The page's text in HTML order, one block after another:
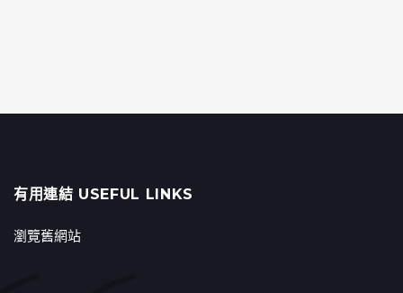
有用連結 USEFUL LINKS
瀏覽舊網站